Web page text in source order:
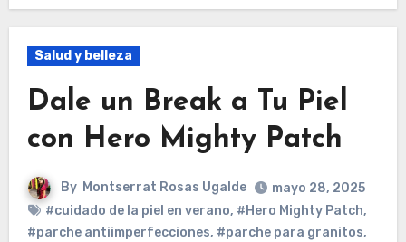
Salud y belleza
Dale un Break a Tu Piel
con Hero Mighty Patch
By Montserrat Rosas Ugalde
mayo 28, 2025
#cuidado de la piel en verano, #Hero Mighty Patch,
#parche antiimperfecciones, #parche para granitos,